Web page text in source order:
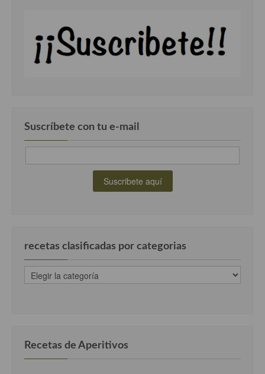
Suscríbete con tu e-mail
recetas clasificadas por categorias
recetas
clasificadas
Recetas de Aperitivos